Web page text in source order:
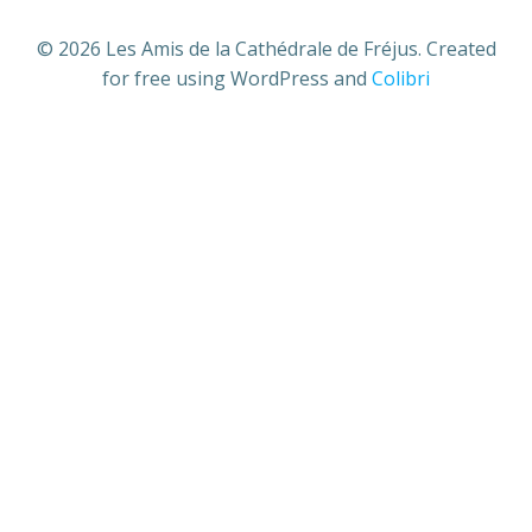
© 2026 Les Amis de la Cathédrale de Fréjus. Created
for free using WordPress and Colibri